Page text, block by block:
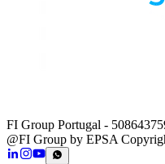
FI Group Portugal -
@FI Group by EPSA